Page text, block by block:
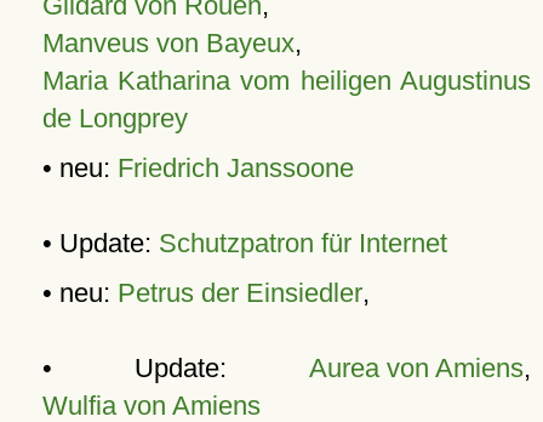
Manveus von Bayeux,
Maria Katharina vom heiligen Augustinus
de Longprey
• neu: Friedrich Janssoone
• Update: Schutzpatron für Internet
• neu: Petrus der Einsiedler,
• Update: Aurea von Amiens,
Wulfia von Amiens